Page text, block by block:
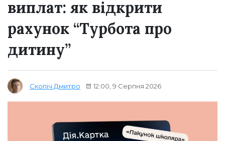
виплат: як відкрити
рахунок “Турбота про
дитину”
Скопіч Дмитро 12:00, 9 Серпня 2026